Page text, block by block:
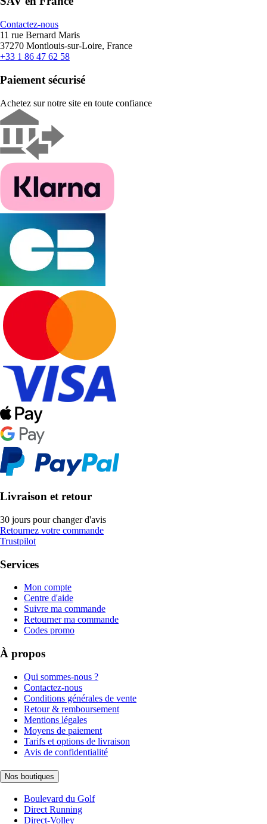
Contactez-nous
11 rue Bernard Maris
37270 Montlouis-sur-Loire, France
+33 1 86 47 62 58
Paiement sécurisé
Achetez sur notre site en toute confiance
Livraison et retour
30 jours pour changer d'avis
Retournez votre commande
Trustpilot
Services
Mon compte
Centre d'aide
Suivre ma commande
Retourner ma commande
Codes promo
À propos
Qui sommes-nous ?
Contactez-nous
Conditions générales de vente
Retour & remboursement
Mentions légales
Moyens de paiement
Tarifs et options de livraison
Avis de confidentialité
Nos boutiques
Boulevard du Golf
Direct Running
Direct-Volley